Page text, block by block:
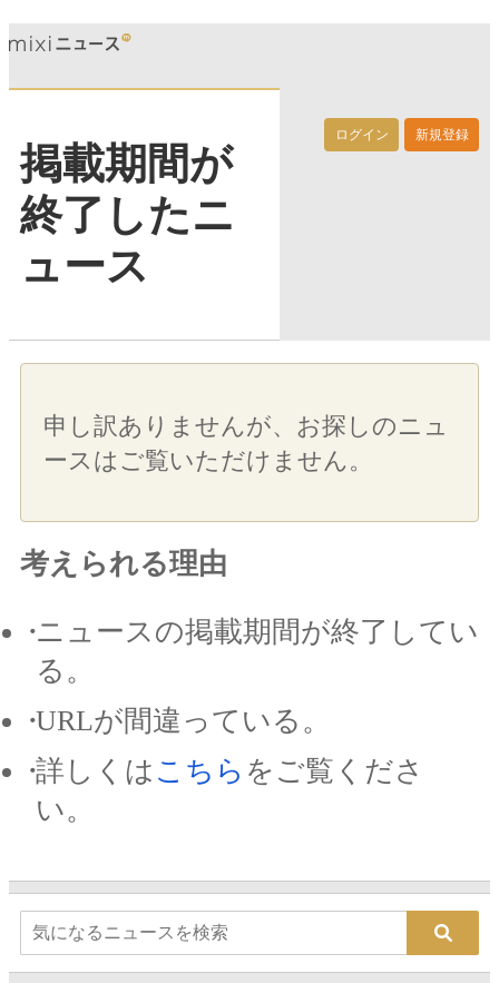
ログイン 新規登録
掲載期間が
終了したニ
ュース
申し訳ありませんが、お探しのニュ
ースはご覧いただけません。
考えられる理由
ニュースの掲載期間が終了してい
る。
URLが間違っている。
詳しくは こちら をご覧くださ
い。